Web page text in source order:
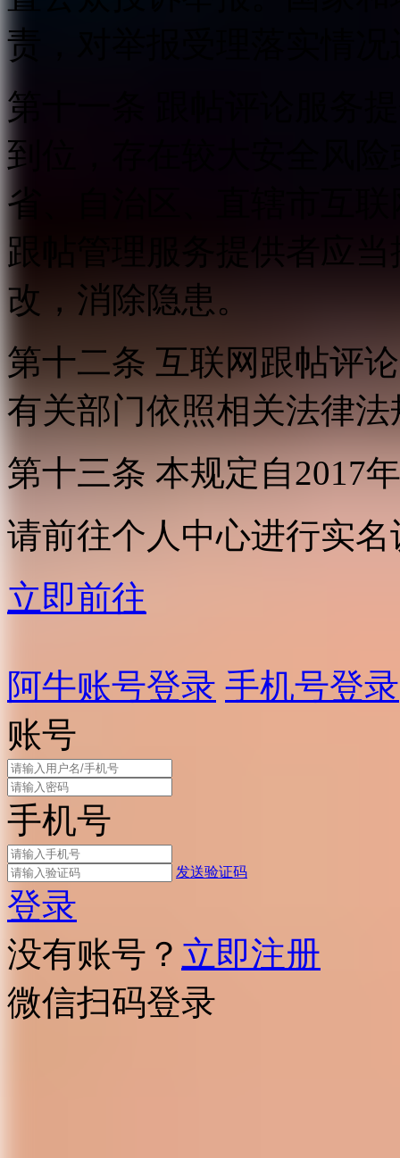
责，对举报受理落实情
第十一条 跟帖评论服务
到位，存在较大安全风
省、自治区、直辖市互
跟帖管理服务提供者应
改，消除隐患。
第十二条 互联网跟帖评
有关部门依照相关法律
第十三条 本规定自2017
请前往个人中心进行实名
立即前往
阿牛账号登录 手机号登录
账号
手机号
发送验证码
登录
没有账号？ 立即注册
微信扫码登录